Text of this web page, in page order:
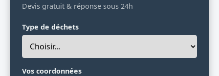
Devis gratuit & réponse sous 24h
Type de déchets
Vos coordonnées